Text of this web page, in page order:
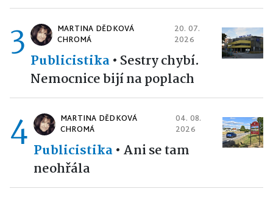
3
MARTINA DĚDKOVÁ
CHROMÁ
20. 07.
2026
Publicistika• Sestry chybí.
Nemocnice bijí na poplach
4
MARTINA DĚDKOVÁ
CHROMÁ
04. 08.
2026
Publicistika• Ani se tam
neohřála